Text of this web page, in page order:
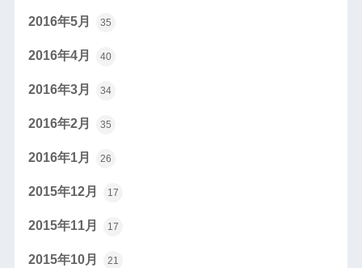
2016年5月 35
2016年4月 40
2016年3月 34
2016年2月 35
2016年1月 26
2015年12月 17
2015年11月 17
2015年10月 21